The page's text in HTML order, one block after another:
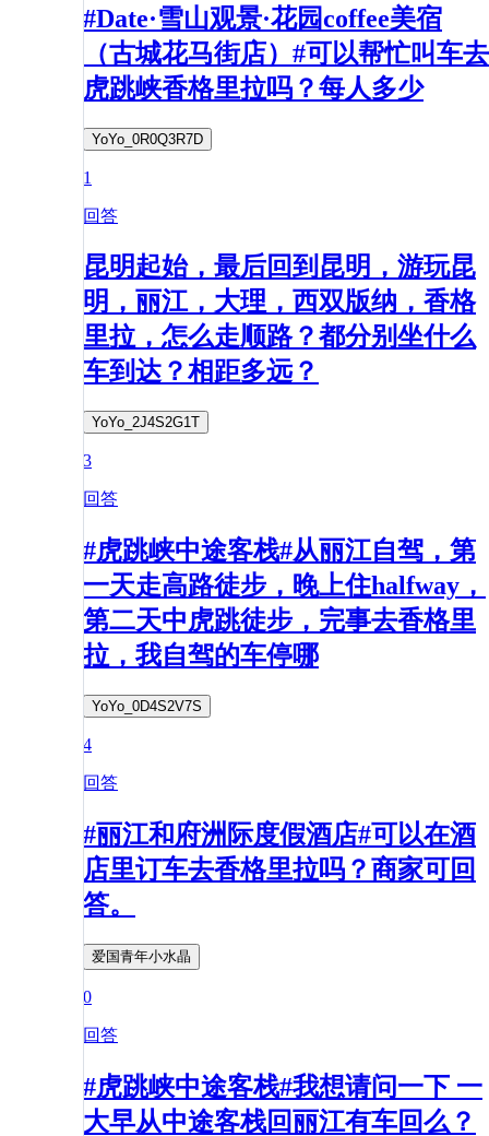
#Date·雪山观景·花园coffee美宿
（古城花马街店）#可以帮忙叫车去
虎跳峡香格里拉吗？每人多少
YoYo_0R0Q3R7D
1
回答
昆明起始，最后回到昆明，游玩昆
明，丽江，大理，西双版纳，香格
里拉，怎么走顺路？都分别坐什么
车到达？相距多远？
YoYo_2J4S2G1T
3
回答
#虎跳峡中途客栈#从丽江自驾，第
一天走高路徒步，晚上住halfway，
第二天中虎跳徒步，完事去香格里
拉，我自驾的车停哪
YoYo_0D4S2V7S
4
回答
#丽江和府洲际度假酒店#可以在酒
店里订车去香格里拉吗？商家可回
答。
爱国青年小水晶
0
回答
#虎跳峡中途客栈#我想请问一下 一
大早从中途客栈回丽江有车回么？